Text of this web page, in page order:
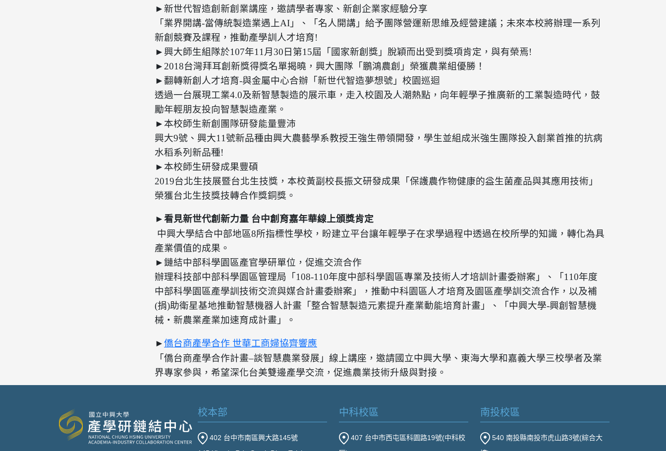
►新世代智造創新創業講座，邀請學者專家 、 新創 企業家經驗分享
「業界開講-當傳統製造業遇上AI」、「名人開講」給予團隊營運新思維及經營建議；未來本校將辦理一系列
新創競賽及課程，推動產學訓人才培育!
►興大師生組隊於107年11 月 30 日第15屆「國家新創獎」脫穎而出受到獎項肯定，與有榮焉!
►2018台灣拜耳創新獎得獎名單揭曉，興大團隊「鵬鴻農創」榮獲農業組優勝 ！
►翻轉新創人才培育-與金屬中心合辦「 新世代智造夢想號 」校園巡迴
透過一台展現工業4.0及新智慧製造的展示車，走入校園及人潮熱點，向年輕學子推廣新的工業製造時代，鼓
勵年輕朋友投向智慧製造產業。
►本校師生新創團隊研發能量豐沛
興大9號、興大11號新品種由興大農藝學系教授王強生帶領開發，學生並組成米強生團隊投入創業首推的抗病
水稻系列新品種!
►本校師生研發成果豐碩
2019台北生技展暨台北生技獎，本校黃副校長振文研發成果「保護農作物健康的益生菌產品與其應用技術」
榮獲台北生技獎技轉合作獎銅獎。
►看見新世代創新力量 台中創育嘉年華線上頒獎肯定
中興大學結合中部地區8所指標性學校，盼建立平台讓年輕學子在求學過程中透過在校所學的知識，轉化為具
產業價值的成果。
►鏈結中部科學園區產官學研單位，促進交流合作
辦理科技部中部科學園區管理局「108-110年度中部科學園區專業及技術人才培訓計畫委辦案」、「110年度
中部科學園區產學訓技術交流與媒合計畫委辦案」，推動中科園區人才培育及園區產學訓交流合作，以及補
(捐)助衛星基地推動智慧機器人計畫「整合智慧製造元素提升產業動能培育計畫」、「中興大學-興創智慧機
械‧新農業產業加速育成計畫」。
►僑台商產學合作 世華工商婦協齊響應
「僑台商產學合作計畫–談智慧農業發展」線上講座，邀請國立中興大學、東海大學和嘉義大學三校學者及業
界專家參與，希望深化台美雙邊產學交流，促進農業技術升級與對接。
校本部
402 台中市南區興大路145號
中科校區
407 台中市西屯區科園路19號(中科校
南投校區
540 南投縣南投市虎山路3號(綜合大